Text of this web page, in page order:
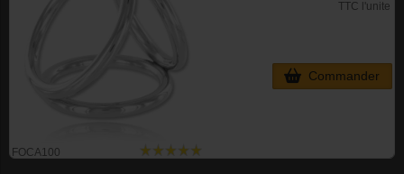
FOCA100
TTC l'unite
Commander